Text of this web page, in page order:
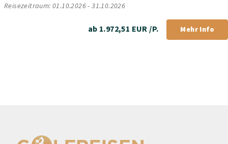
Reisezeitraum: 01.10.2026 - 31.10.2026
ab 1.972,51 EUR /P. Mehr Info